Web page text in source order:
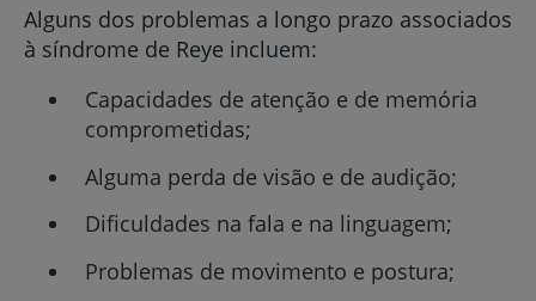
Alguns dos problemas a longo prazo associados
à síndrome de Reye incluem:
Capacidades de atenção e de memória
comprometidas;
Alguma perda de visão e de audição;
Dificuldades na fala e na linguagem;
Problemas de movimento e postura;